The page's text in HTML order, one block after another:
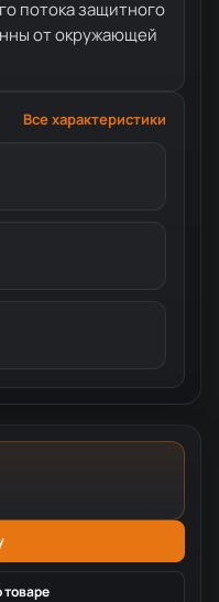
потока защитного
от окружающей
Все характеристики
товаре